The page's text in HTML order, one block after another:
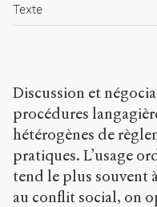
Attribution-
NonCommercial-
4.0) Sens-Public,
2013
Accéder
à la
version
PDF
Texte
Discussion et
procédures
hétérogènes de
pratiques. L’usage
tend le plus souvent
au conflit social, on